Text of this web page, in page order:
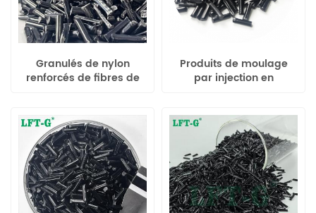
Granulés de nylon
renforcés de fibres de
Produits de moulage
par injection en
renforcé de carbone